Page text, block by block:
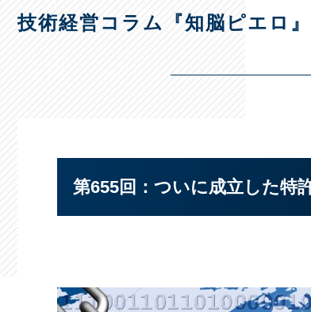
技術経営コラム『知脳ピエロ』
第655回：ついに成立した特